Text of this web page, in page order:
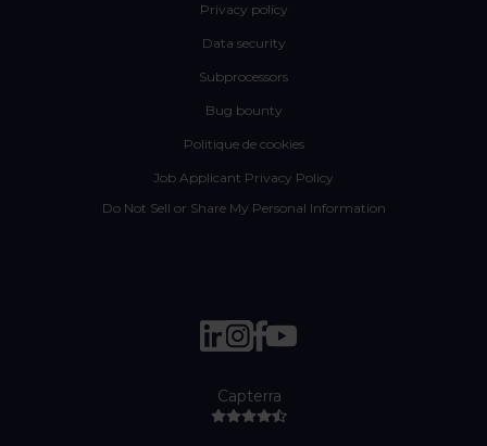
Privacy policy
Data security
Subprocessors
Bug bounty
Politique de cookies
Job Applicant Privacy Policy
Do Not Sell or Share My Personal Information
Capterra